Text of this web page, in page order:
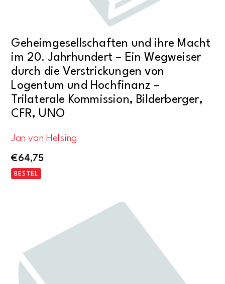
Geheimgesellschaften und ihre Macht
im 20. Jahrhundert – Ein Wegweiser
durch die Verstrickungen von
Logentum und Hochfinanz –
Trilaterale Kommission, Bilderberger,
CFR, UNO
Jan van Helsing
€64,75
BESTEL